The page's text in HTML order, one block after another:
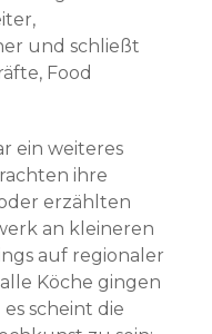
und schließt
Food
ein weiteres
ihre
erzählten
an kleineren
auf regionaler
Köche gingen
scheint die